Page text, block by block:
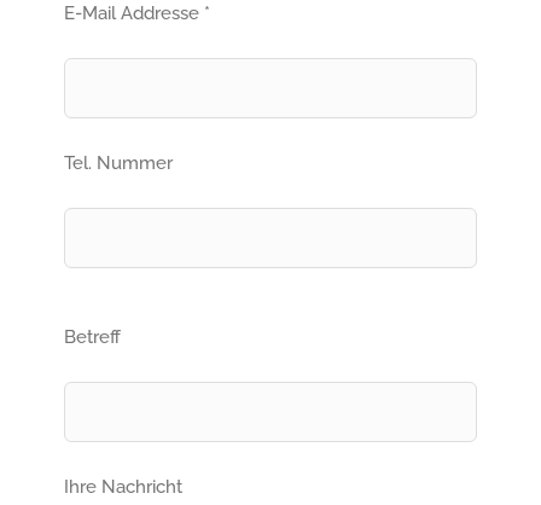
E-Mail Addresse *
Tel. Nummer
Betreff
Ihre Nachricht